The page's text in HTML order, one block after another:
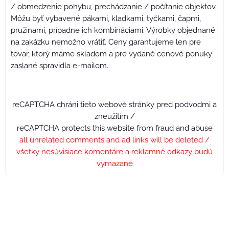
/ obmedzenie pohybu, prechádzanie / počítanie objektov.
Môžu byť vybavené pákami, kladkami, tyčkami, čapmi,
pružinami, prípadne ich kombináciami. Výrobky objednané
na zakázku nemožno vrátiť. Ceny garantujeme len pre
tovar, ktorý máme skladom a pre vydané cenové ponuky
zaslané spravidla e-mailom.
reCAPTCHA chráni tieto webové stránky pred podvodmi a
zneužitím /
reCAPTCHA protects this website from fraud and abuse
all unrelated comments and ad links will be deleted /
všetky nesúvisiace komentáre a reklamné odkazy budú
vymazané